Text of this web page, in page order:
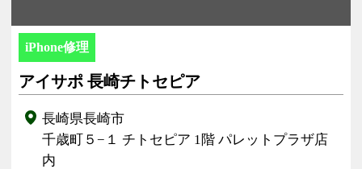
iPhone修理
アイサポ 長崎チトセピア
長崎県長崎市
千歳町５−１ チトセピア 1階 パレットプラザ店
内